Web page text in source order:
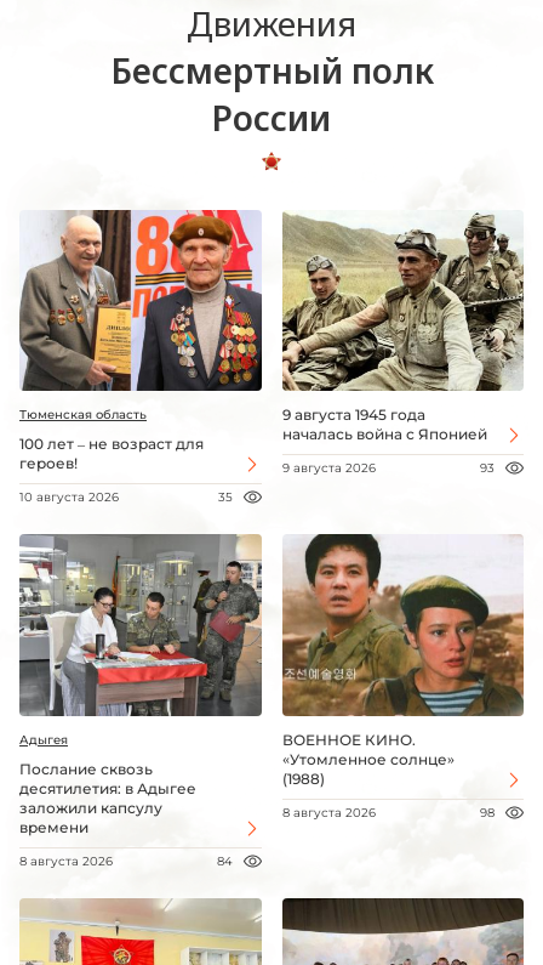
Движения
Бессмертный полк
России
Тюменская область
100 лет – не возраст для
героев!
10 августа 2026 35
9 августа 1945 года
началась война с Японией
9 августа 2026 93
Адыгея
Послание сквозь
десятилетия: в Адыгее
заложили капсулу
времени
8 августа 2026 84
ВОЕННОЕ КИНО.
«Утомленное солнце»
(1988)
8 августа 2026 98